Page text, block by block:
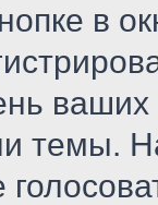
в
ваших
темы.